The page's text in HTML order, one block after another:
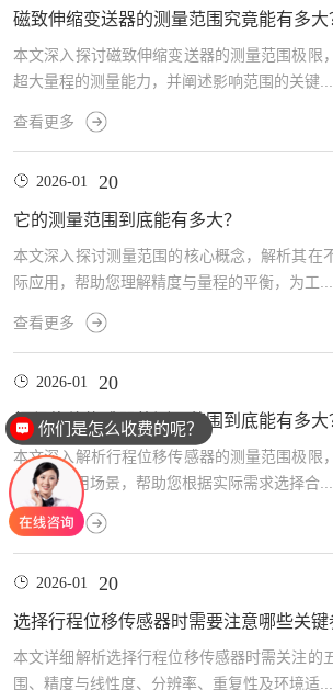
磁致伸缩变送器的测量范围究竟能有多大
本文深入探讨磁致伸缩变送器的测量范围极限
超大量程的测量能力，并阐述影响范围的关键...
查看更多
2026-01 20
它的测量范围到底能有多大？
本文深入探讨测量范围的核心概念，解析其在
际应用，帮助您理解精度与量程的平衡，为工...
查看更多
2026-01 20
行程位移传感器的测量范围到底能有多大
本文深入解析行程位移传感器的测量范围极限
的不同应用场景，帮助您根据实际需求选择合...
查看更多
2026-01 20
选择行程位移传感器时需要注意哪些关键
本文详细解析选择行程位移传感器时需关注的
围、精度与线性度、分辨率、重复性及环境适...
你们是怎么收费的呢？